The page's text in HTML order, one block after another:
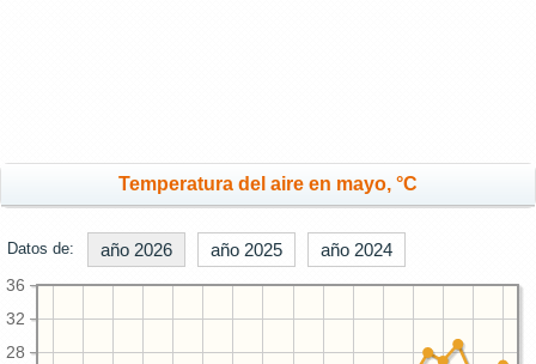
Temperatura del aire en mayo, °C
Datos de: año 2026 año 2025 año 2024
28
32
36